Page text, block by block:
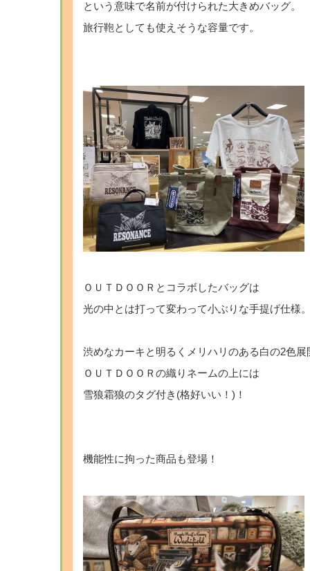
という意味で名前が付けられた大きめバッグ。
旅行鞄としても使えそうな容量です。
ＯＵＴＤＯＯＲとコラボしたバッグは
光の中とは打って変わって小ぶりな手提げ仕様
渋めなカーキと明るくメリハリのある白の2色展
ＯＵＴＤＯＯＲの織りネームの上には
雪狼霜狼のタグ付き(格好いい！)！
機能性に拘った商品も登場！